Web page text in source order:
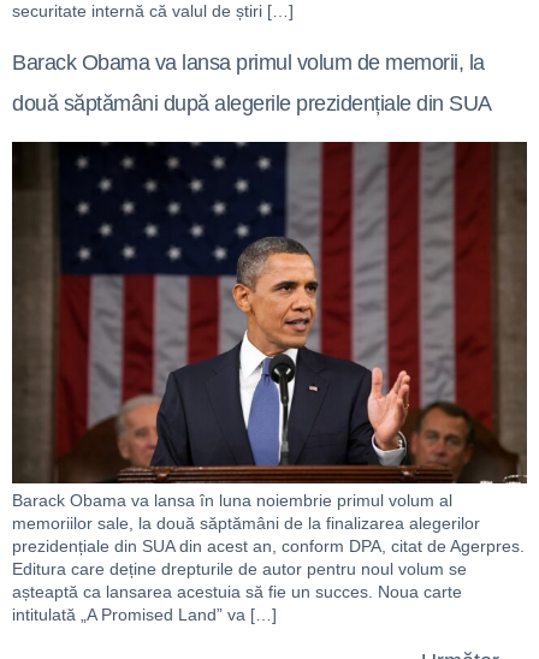
securitate internă că valul de știri […]
Barack Obama va lansa primul volum de memorii, la
două săptămâni după alegerile prezidențiale din SUA
Barack Obama va lansa în luna noiembrie primul volum al
memoriilor sale, la două săptămâni de la finalizarea alegerilor
prezidențiale din SUA din acest an, conform DPA, citat de Agerpres.
Editura care deține drepturile de autor pentru noul volum se
așteaptă ca lansarea acestuia să fie un succes. Noua carte
intitulată „A Promised Land” va […]